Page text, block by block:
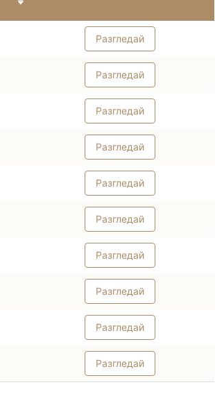
Разгледай
Разгледай
Разгледай
Разгледай
Разгледай
Разгледай
Разгледай
Разгледай
Разгледай
Разгледай